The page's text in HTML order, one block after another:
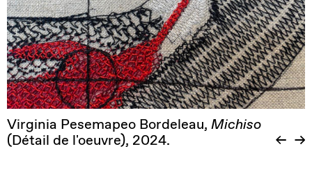
Virginia Pesemapeo Bordeleau, Michiso
(Détail de l'oeuvre), 2024.